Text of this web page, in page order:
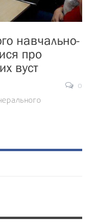
навчально-
про
вуст
0